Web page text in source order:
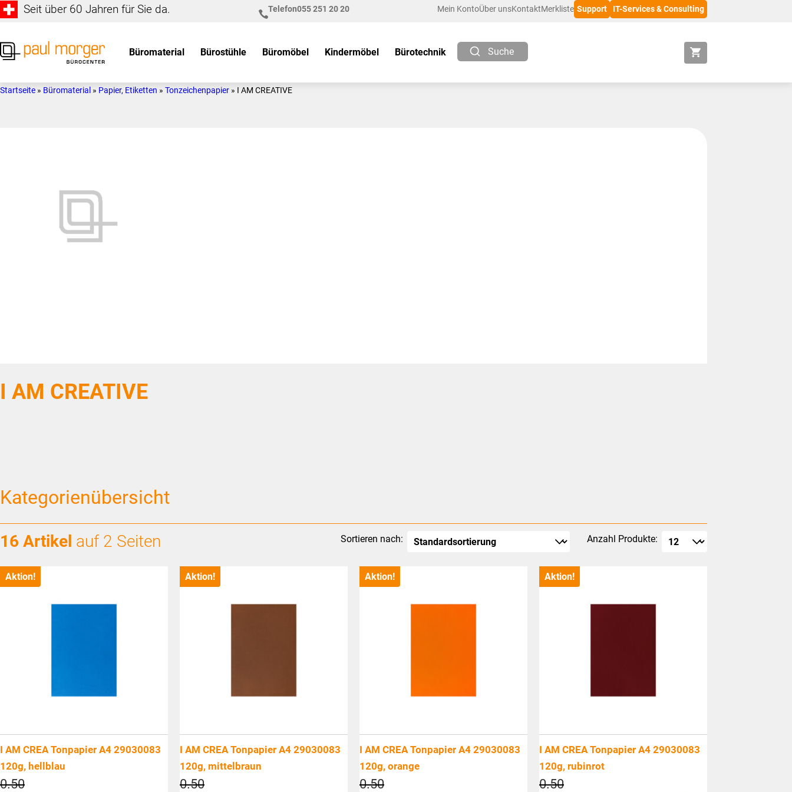
Zur
springen
Skip
main
Seit über 60 Jahren für Sie da. Telefon055 251 20 20 Mein KontoÜber unsKontaktMerkliste Support IT-Services & Consulting
Morger
individuell
Büromaterial Bürostühle Büromöbel Kindermöbel Bürotechnik Suche
Startseite » Büromaterial » Papier, Etiketten » Tonzeichenpapier » I AM CREATIVE
I AM CREATIVE
Kategorienübersicht
16 Artikel auf 2 Seiten Sortieren nach: Anzahl Produkte:
Aktion!
I AM CREA Tonpapier A4 29030083
120g, hellblau
0.50Ursprünglicher
Aktion!
I AM CREA Tonpapier A4 29030083
120g, mittelbraun
0.50Ursprünglicher
Aktion!
I AM CREA Tonpapier A4 29030083
120g, orange
0.50Ursprünglicher
Aktion!
I AM CREA Tonpapier A4 29030083
120g, rubinrot
0.50Ursprünglicher